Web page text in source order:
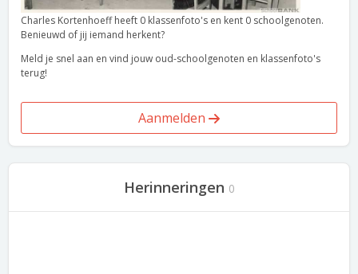
Charles Kortenhoeff heeft 0 klassenfoto's en kent 0 schoolgenoten.
Benieuwd of jij iemand herkent?
Meld je snel aan en vind jouw oud-schoolgenoten en klassenfoto's
terug!
Aanmelden
Herinneringen 0